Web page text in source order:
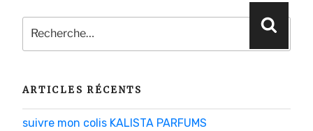
Recherche
pour
:
ARTICLES RÉCENTS
suivre mon colis KALISTA PARFUMS